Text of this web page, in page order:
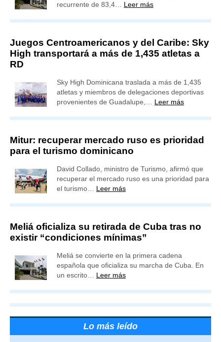
recurrente de 83,4… Leer más
Juegos Centroamericanos y del Caribe: Sky
High transportará a más de 1,435 atletas a
RD
Sky High Dominicana traslada a más de 1,435
atletas y miembros de delegaciones deportivas
provenientes de Guadalupe,… Leer más
Mitur: recuperar mercado ruso es prioridad
para el turismo dominicano
David Collado, ministro de Turismo, afirmó que
recuperar el mercado ruso es una prioridad para
el turismo… Leer más
Meliá oficializa su retirada de Cuba tras no
existir “condiciones mínimas”
Meliá se convierte en la primera cadena
española que oficializa su marcha de Cuba. En
un escrito… Leer más
Lo más leído